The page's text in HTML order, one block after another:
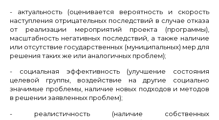
- актуальность (оценивается вероятность и скорость
наступления отрицательных последствий в случае отказа
от реализации мероприятий проекта (программы),
масштабность негативных последствий, а также наличие
или отсутствие государственных (муниципальных) мер для
решения таких же или аналогичных проблем);
- социальная эффективность (улучшение состояния
целевой группы, воздействие на другие социально
значимые проблемы, наличие новых подходов и методов
в решении заявленных проблем);
- реалистичность (наличие собственных